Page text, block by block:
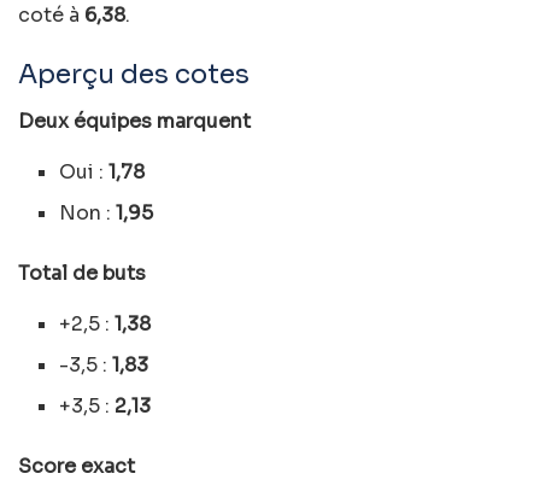
coté à 6,38.
Aperçu des cotes
Deux équipes marquent
Oui :1,78
Non :1,95
Total de buts
+2,5 :1,38
-3,5 :1,83
+3,5 : 2,13
Score exact